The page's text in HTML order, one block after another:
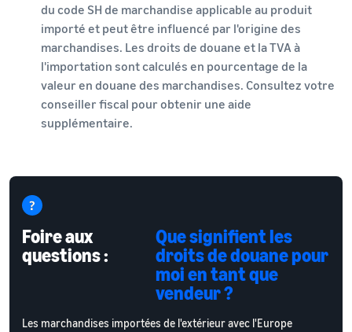
du code SH de marchandise applicable au produit
importé et peut être influencé par l'origine des
marchandises. Les droits de douane et la TVA à
l'importation sont calculés en pourcentage de la
valeur en douane des marchandises. Consultez votre
conseiller fiscal pour obtenir une aide
supplémentaire.
Foire aux
questions :
Que signifient les
droits de douane pour
moi en tant que
vendeur ?
Les marchandises importées de l'extérieur avec l'Europe